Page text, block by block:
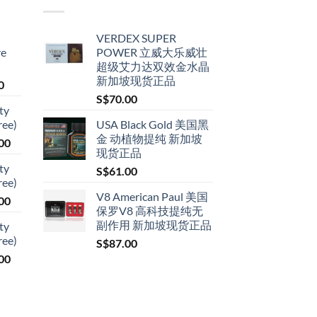
Price
S$79.00
through
S$399.00
Price
through
S$209.00
Price
through
S$209.00
Price
VERDEX SUPER
POWER 立威大乐威壮
超级艾力达双效金水晶
新加坡现货正品
S$70.00
USA Black Gold 美国黑
金 动植物提纯 新加坡
现货正品
S$61.00
V8 American Paul 美国
保罗V8 高科技提纯无
副作用 新加坡现货正品
S$87.00